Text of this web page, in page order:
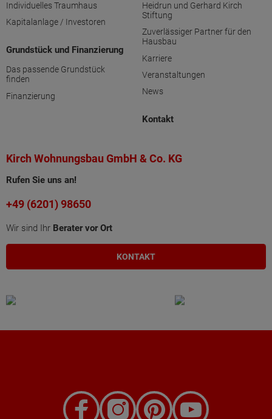
Individuelles Traumhaus
Kapitalanlage / Investoren
Grundstück und Finanzierung
Das passende Grundstück
finden
Finanzierung
Heidrun und Gerhard Kirch
Stiftung
Zuverlässiger Partner für den
Hausbau
Karriere
Veranstaltungen
News
Kontakt
Kirch Wohnungsbau GmbH & Co. KG
Rufen Sie uns an!
+49 (6201) 98650
Wir sind Ihr Berater vor Ort
KONTAKT